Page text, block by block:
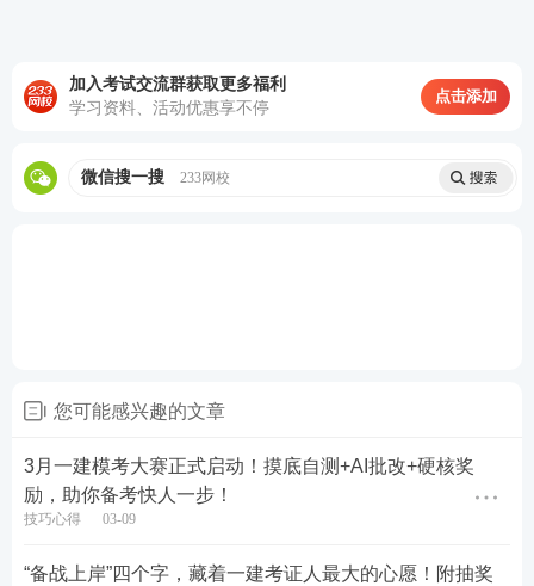
· 实物奖品(野餐垫)：请登录233网校APP，进入【题
我们将尽快安排邮寄。
·考证币/下载币：请至【233商城】或【学习资料包】
模考试卷免费下载，查漏补缺趁热打铁！
想再刷一遍原题？2026年3月一建模考大赛的试卷及
加入考试交流群获取更多福利
学习资料、活动优惠享不停
点击添加
微信搜一搜 233网校
您可能感兴趣的文章
3月一建模考大赛正式启动！摸底自测+AI批改+硬核奖
励，助你备考快人一步！
技巧心得 03-09
“备战上岸”四个字，藏着一建考证人最大的心愿！附抽奖